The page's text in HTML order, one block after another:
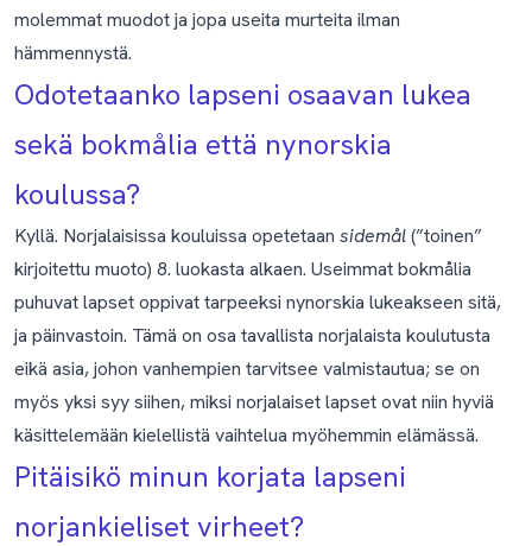
molemmat muodot ja jopa useita murteita ilman
hämmennystä.
Odotetaanko lapseni osaavan lukea
sekä bokmålia että nynorskia
koulussa?
Kyllä. Norjalaisissa kouluissa opetetaan sidemål(”toinen”
kirjoitettu muoto) 8. luokasta alkaen. Useimmat bokmålia
puhuvat lapset oppivat tarpeeksi nynorskia lukeakseen sitä,
ja päinvastoin. Tämä on osa tavallista norjalaista koulutusta
eikä asia, johon vanhempien tarvitsee valmistautua; se on
myös yksi syy siihen, miksi norjalaiset lapset ovat niin hyviä
käsittelemään kielellistä vaihtelua myöhemmin elämässä.
Pitäisikö minun korjata lapseni
norjankieliset virheet?